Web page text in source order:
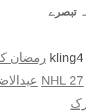
تبصرے
kling4 رمضان
NHL 27